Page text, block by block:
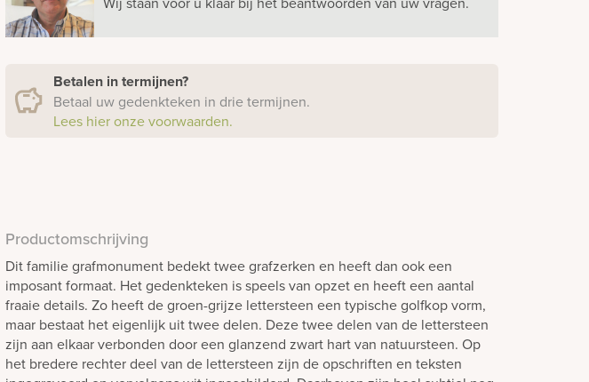
Betalen in termijnen?
Betaal uw gedenkteken in drie termijnen.
Lees hier onze voorwaarden.
Productomschrijving
Dit familie grafmonument bedekt twee grafzerken en heeft dan ook een
imposant formaat. Het gedenkteken is speels van opzet en heeft een aantal
fraaie details. Zo heeft de groen-grijze lettersteen een typische golfkop vorm,
maar bestaat het eigenlijk uit twee delen. Deze twee delen van de lettersteen
zijn aan elkaar verbonden door een glanzend zwart hart van natuursteen. Op
het bredere rechter deel van de lettersteen zijn de opschriften en teksten